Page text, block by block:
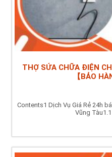
THỢ SỬA CHỮA ĐIỆN
【BẢO
Contents1 Dịch Vụ Giá Rẻ 24h
Vũng Tàu1.1